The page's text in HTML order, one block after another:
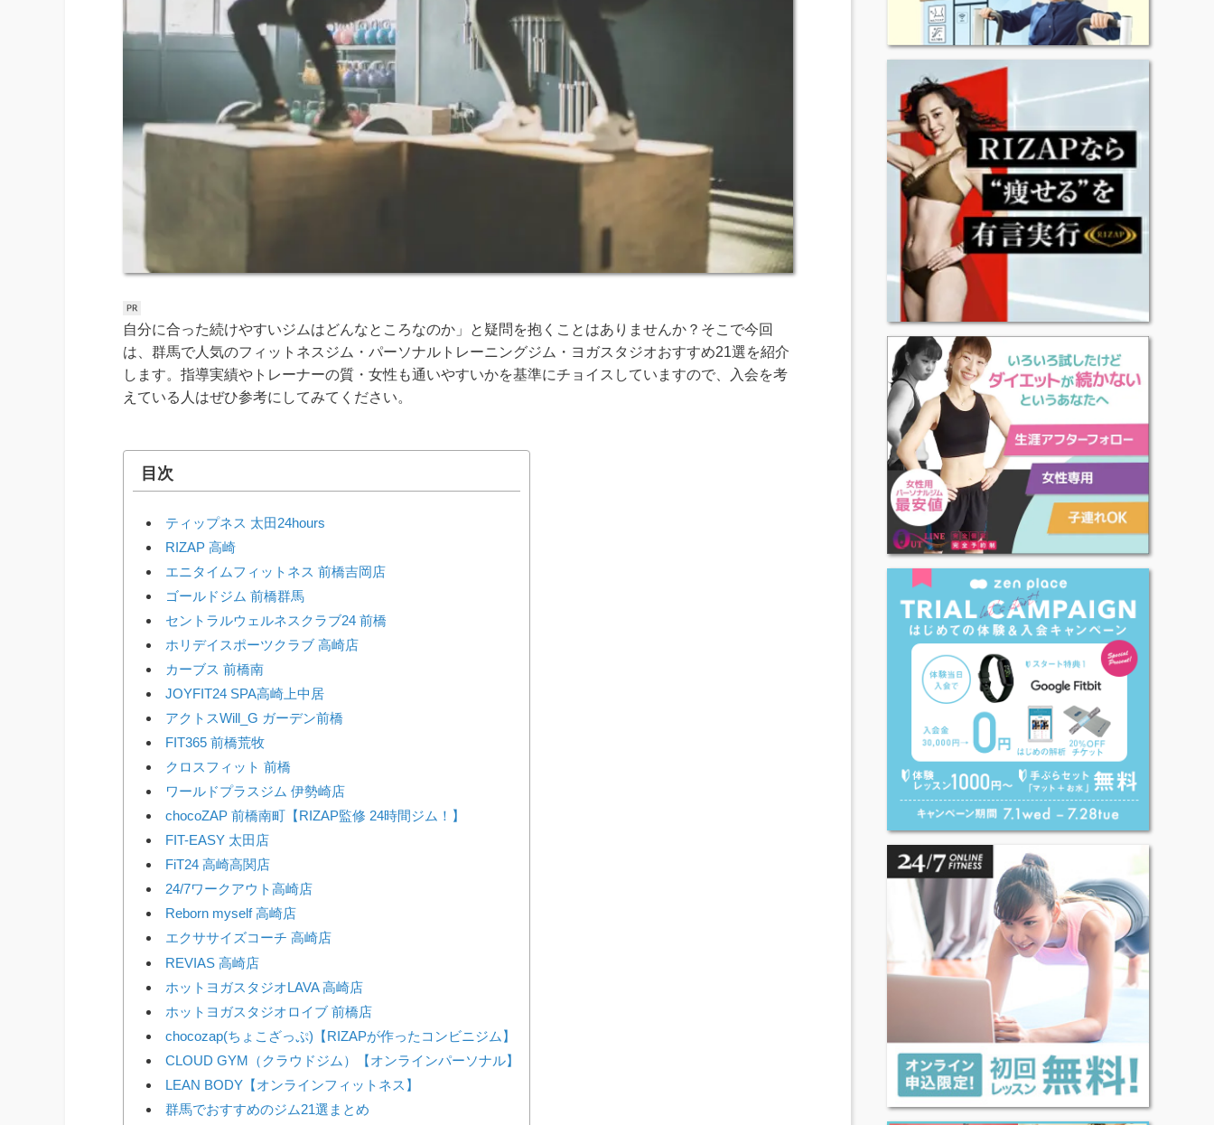
自分に合った続けやすいジムはどんなところなのか」と疑問を抱くことはありませんか？そこで今回
は、群馬で人気のフィットネスジム・パーソナルトレーニングジム・ヨガスタジオおすすめ21選を紹介
します。指導実績やトレーナーの質・女性も通いやすいかを基準にチョイスしていますので、入会を考
えている人はぜひ参考にしてみてください。
目次
ティップネス 太田24hours
RIZAP 高崎
エニタイムフィットネス 前橋吉岡店
ゴールドジム 前橋群馬
セントラルウェルネスクラブ24 前橋
ホリデイスポーツクラブ 高崎店
カーブス 前橋南
JOYFIT24 SPA高崎上中居
アクトスWill_G ガーデン前橋
FIT365 前橋荒牧
クロスフィット 前橋
ワールドプラスジム 伊勢崎店
chocoZAP 前橋南町【RIZAP監修 24時間ジム！】
FIT-EASY 太田店
FiT24 高崎高関店
24/7ワークアウト高崎店
Reborn myself 高崎店
エクササイズコーチ 高崎店
REVIAS 高崎店
ホットヨガスタジオLAVA 高崎店
ホットヨガスタジオロイブ 前橋店
chocozap(ちょこざっぷ)【RIZAPが作ったコンビニジム】
CLOUD GYM（クラウドジム）【オンラインパーソナル】
LEAN BODY【オンラインフィットネス】
群馬でおすすめのジム21選まとめ